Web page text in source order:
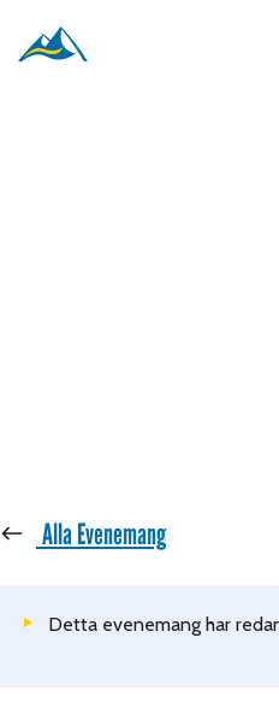
« Alla Evenemang
Detta evenemang har